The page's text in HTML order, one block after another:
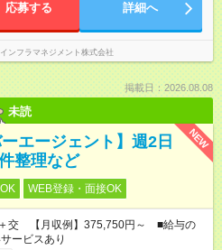
応募する 詳細へ
インフラマネジメント株式会社
掲載日：2026.08.08
未読
NEW
エージェント】週2日
整理など
WEB登録・面接OK
交 【月収例】375,750円～ ■給与の
ービスあり